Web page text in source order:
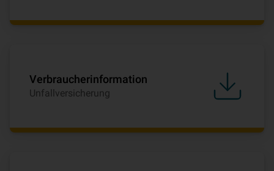
Verbraucherinformation
Unfallversicherung